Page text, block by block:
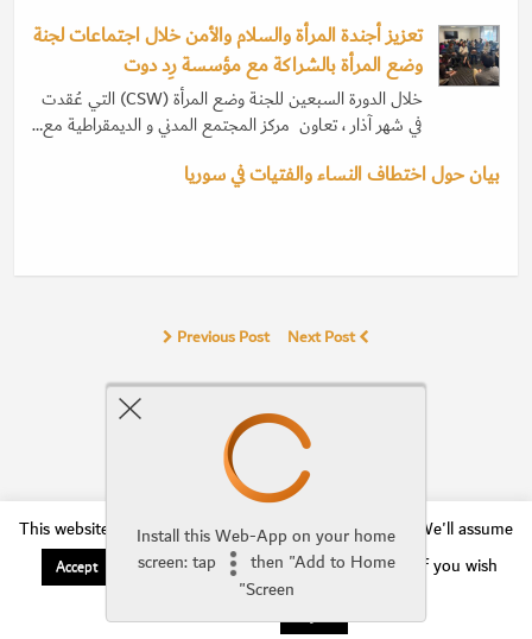
تعزيز أجندة المرأة والسلام والأمن خلال اجتماعات لجنة
وضع المرأة بالشراكة مع مؤسسة رِد دوت
خلال الدورة السبعين للجنة وضع المرأة (CSW) التي عُقدت
في شهر آذار ، تعاون مركز المجتمع المدني و الديمقراطية مع…
بيان حول اختطاف النساء والفتيات في سوريا
Previous Post Next Post
Comments Are Closed
This website uses cookies to improve your experience. We'll assume
you're ok with this, but you can opt-out if you wish.
Accept
Reject
Read More
Install this Web-App on your home
screen: tap
then "Add to Home
Screen"